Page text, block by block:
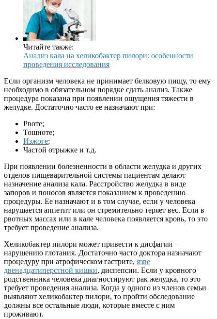
Читайте также:
Анализ кала на хеликобактер пилори: особенности
проведения исследования
Если организм человека не принимает белковую пищу, то ему
необходимо в обязательном порядке сдать анализ. Также
процедура показана при появлении ощущения тяжести в
желудке. Достаточно часто ее назначают при:
Рвоте;
Тошноте;
Изжоге;
Частой отрыжке и т.д.
При появлении болезненности в области желудка и других
отделов пищеварительной системы пациентам делают
назначение анализа кала. Расстройство желудка в виде
запоров и поносов является показанием к проведению
процедуры. Ее назначают и в том случае, если у человека
нарушается аппетит или он стремительно теряет вес. Если в
рвотных массах или в кале человека появляется кровь, то это
требует проведение анализа.
Хеликобактер пилори может привести к дисфагии –
нарушению глотания. Достаточно часто доктора назначают
процедуру при атрофическом гастрите, язве
двенадцатиперстной кишки, диспепсии. Если у кровного
родственника человека диагностируют рак желудка, то это
требует проведения анализа. Когда у одного из членов семьи
выявляют хеликобактер пилори, то пройти обследование
должны все остальные люди, которые вместе с ним
проживают.